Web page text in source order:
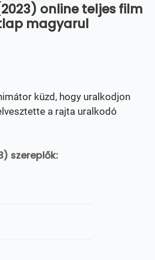
online teljes film
magyarul
küzd, hogy uralkodjon
a rajta uralkodó
szereplők: